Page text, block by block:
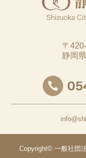
〒
静岡
Copyright© 一般社団